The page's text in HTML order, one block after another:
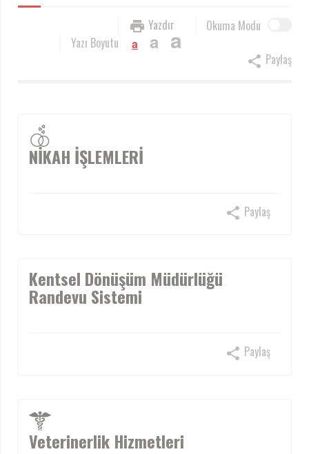
Okuma Modu
Yazdır
Yazı Boyutu
a a a
Paylaş
NİKAH İŞLEMLERİ
Paylaş
Kentsel Dönüşüm Müdürlüğü
Randevu Sistemi
Paylaş
Veterinerlik Hizmetleri